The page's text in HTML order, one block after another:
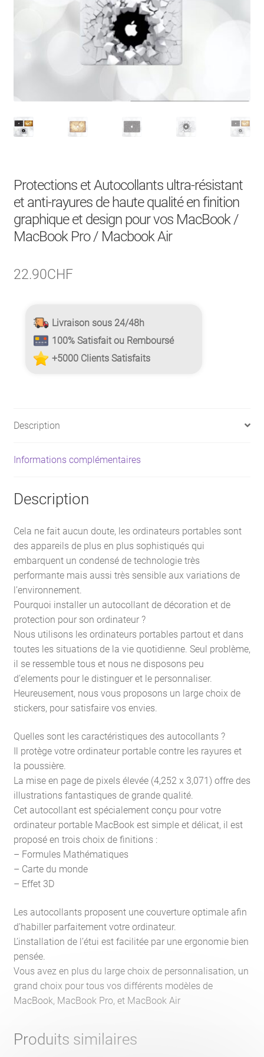
Search Button
Protections et Autocollants ultra-résistant
et anti-rayures de haute qualité en finition
graphique et design pour vos MacBook /
MacBook Pro / Macbook Air
22.90CHF
Livraison sous 24/48h
100% Satisfait ou Remboursé
+5000 Clients Satisfaits
Description
Informations complémentaires
Description
Cela ne fait aucun doute, les ordinateurs portables sont
des appareils de plus en plus sophistiqués qui
embarquent un condensé de technologie très
performante mais aussi très sensible aux variations de
l’environnement.
Pourquoi installer un autocollant de décoration et de
protection pour son ordinateur ?
Nous utilisons les ordinateurs portables partout et dans
toutes les situations de la vie quotidienne. Seul problème,
il se ressemble tous et nous ne disposons peu
d’elements pour le distinguer et le personnaliser.
Heureusement, nous vous proposons un large choix de
stickers, pour satisfaire vos envies.
Quelles sont les caractéristiques des autocollants ?
Il protège votre ordinateur portable contre les rayures et
la poussière.
La mise en page de pixels élevée (4,252 x 3,071) offre des
illustrations fantastiques de grande qualité.
Cet autocollant est spécialement conçu pour votre
ordinateur portable MacBook est simple et délicat, il est
proposé en trois choix de finitions :
– Formules Mathématiques
– Carte du monde
– Effet 3D
Les autocollants proposent une couverture optimale afin
d’habiller parfaitement votre ordinateur.
L’installation de l’étui est facilitée par une ergonomie bien
pensée.
Vous avez en plus du large choix de personnalisation, un
grand choix pour tous vos différents modèles de
MacBook, MacBook Pro, et MacBook Air
Produits similaires